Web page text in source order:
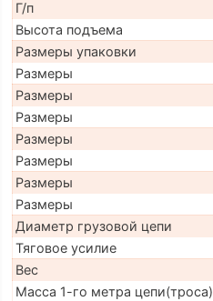
Г/п
Высота подъема
Размеры упаковки
Размеры
Размеры
Размеры
Размеры
Размеры
Размеры
Размеры
Диаметр грузовой цепи
Тяговое усилие
Вес
Масса 1-го метра цепи(троса)